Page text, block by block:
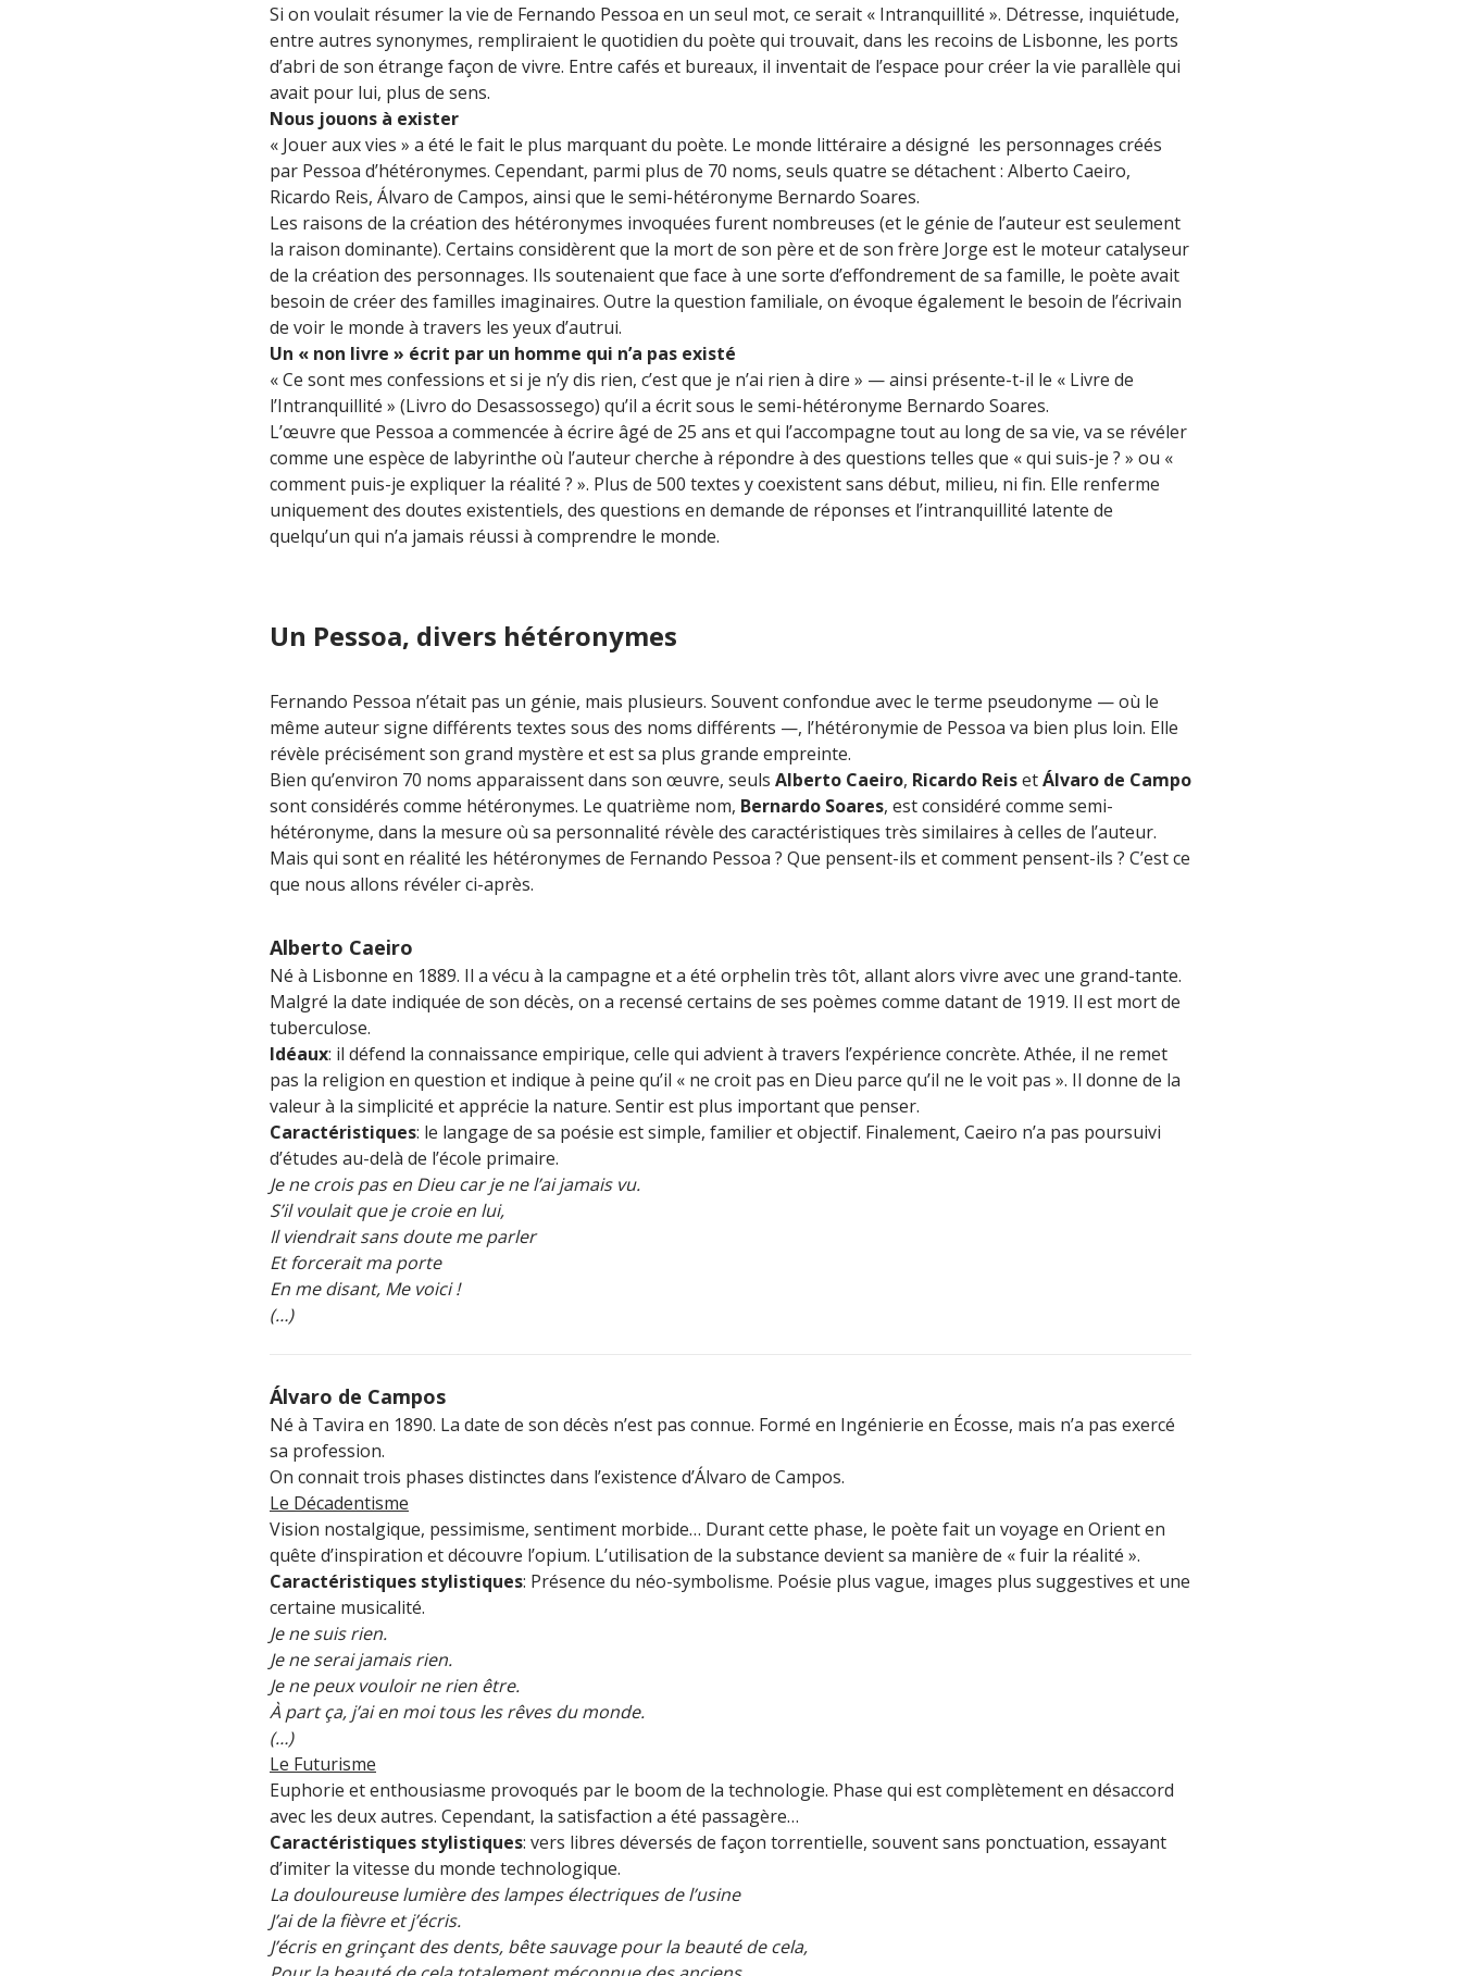
Si on voulait résumer la vie de Fernando Pessoa en un seul mot, ce serait « Intranquillité ». Détresse, inquiétude,
entre autres synonymes, rempliraient le quotidien du poète qui trouvait, dans les recoins de Lisbonne, les ports
d’abri de son étrange façon de vivre. Entre cafés et bureaux, il inventait de l’espace pour créer la vie parallèle qui
avait pour lui, plus de sens.
Nous jouons à exister
« Jouer aux vies » a été le fait le plus marquant du poète. Le monde littéraire a désigné les personnages créés
par Pessoa d’hétéronymes. Cependant, parmi plus de 70 noms, seuls quatre se détachent : Alberto Caeiro,
Ricardo Reis, Álvaro de Campos, ainsi que le semi-hétéronyme Bernardo Soares.
Les raisons de la création des hétéronymes invoquées furent nombreuses (et le génie de l’auteur est seulement
la raison dominante). Certains considèrent que la mort de son père et de son frère Jorge est le moteur catalyseur
de la création des personnages. Ils soutenaient que face à une sorte d’effondrement de sa famille, le poète avait
besoin de créer des familles imaginaires. Outre la question familiale, on évoque également le besoin de l’écrivain
de voir le monde à travers les yeux d’autrui.
Un « non livre » écrit par un homme qui n’a pas existé
« Ce sont mes confessions et si je n’y dis rien, c’est que je n’ai rien à dire » — ainsi présente-t-il le « Livre de
l’Intranquillité » (Livro do Desassossego) qu’il a écrit sous le semi-hétéronyme Bernardo Soares.
L’œuvre que Pessoa a commencée à écrire âgé de 25 ans et qui l’accompagne tout au long de sa vie, va se révéler
comme une espèce de labyrinthe où l’auteur cherche à répondre à des questions telles que « qui suis-je ? » ou «
comment puis-je expliquer la réalité ? ». Plus de 500 textes y coexistent sans début, milieu, ni fin. Elle renferme
uniquement des doutes existentiels, des questions en demande de réponses et l’intranquillité latente de
quelqu’un qui n’a jamais réussi à comprendre le monde.
Un Pessoa, divers hétéronymes
Fernando Pessoa n’était pas un génie, mais plusieurs. Souvent confondue avec le terme pseudonyme — où le
même auteur signe différents textes sous des noms différents —, l’hétéronymie de Pessoa va bien plus loin. Elle
révèle précisément son grand mystère et est sa plus grande empreinte.
Bien qu’environ 70 noms apparaissent dans son œuvre, seuls Alberto Caeiro, Ricardo ReisetÁlvaro de Campo
sont considérés comme hétéronymes. Le quatrième nom, Bernardo Soares, est considéré comme semi-
hétéronyme, dans la mesure où sa personnalité révèle des caractéristiques très similaires à celles de l’auteur.
Mais qui sont en réalité les hétéronymes de Fernando Pessoa ? Que pensent-ils et comment pensent-ils ? C’est ce
que nous allons révéler ci-après.
Alberto Caeiro
Né à Lisbonne en 1889. Il a vécu à la campagne et a été orphelin très tôt, allant alors vivre avec une grand-tante.
Malgré la date indiquée de son décès, on a recensé certains de ses poèmes comme datant de 1919. Il est mort de
tuberculose.
Idéaux: il défend la connaissance empirique, celle qui advient à travers l’expérience concrète. Athée, il ne remet
pas la religion en question et indique à peine qu’il « ne croit pas en Dieu parce qu’il ne le voit pas ». Il donne de la
valeur à la simplicité et apprécie la nature. Sentir est plus important que penser.
Caractéristiques: le langage de sa poésie est simple, familier et objectif. Finalement, Caeiro n’a pas poursuivi
d’études au-delà de l’école primaire.
Je ne crois pas en Dieu car je ne l’ai jamais vu.
S’il voulait que je croie en lui,
Il viendrait sans doute me parler
Et forcerait ma porte
En me disant, Me voici !
(…)
Álvaro de Campos
Né à Tavira en 1890. La date de son décès n’est pas connue. Formé en Ingénierie en Écosse, mais n’a pas exercé
sa profession.
On connait trois phases distinctes dans l’existence d’Álvaro de Campos.
Le Décadentisme
Vision nostalgique, pessimisme, sentiment morbide… Durant cette phase, le poète fait un voyage en Orient en
quête d’inspiration et découvre l’opium. L’utilisation de la substance devient sa manière de « fuir la réalité ».
Caractéristiques stylistiques: Présence du néo-symbolisme. Poésie plus vague, images plus suggestives et une
certaine musicalité.
Je ne suis rien.
Je ne serai jamais rien.
Je ne peux vouloir ne rien être.
À part ça, j’ai en moi tous les rêves du monde.
(…)
Le Futurisme
Euphorie et enthousiasme provoqués par le boom de la technologie. Phase qui est complètement en désaccord
avec les deux autres. Cependant, la satisfaction a été passagère…
Caractéristiques stylistiques: vers libres déversés de façon torrentielle, souvent sans ponctuation, essayant
d’imiter la vitesse du monde technologique.
La douloureuse lumière des lampes électriques de l’usine
J’ai de la fièvre et j’écris.
J’écris en grinçant des dents, bête sauvage pour la beauté de cela,